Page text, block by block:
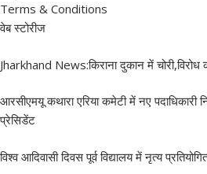
Terms & Conditions
वेब स्टोरीज
Jharkhand News:किराना दुकान में
आरसीएमयू कथारा एरिया कमेटी में नए पदाधिकारी
प्रेसिडेंट
विश्व आदिवासी दिवस पूर्व विद्यालय में नृत्य